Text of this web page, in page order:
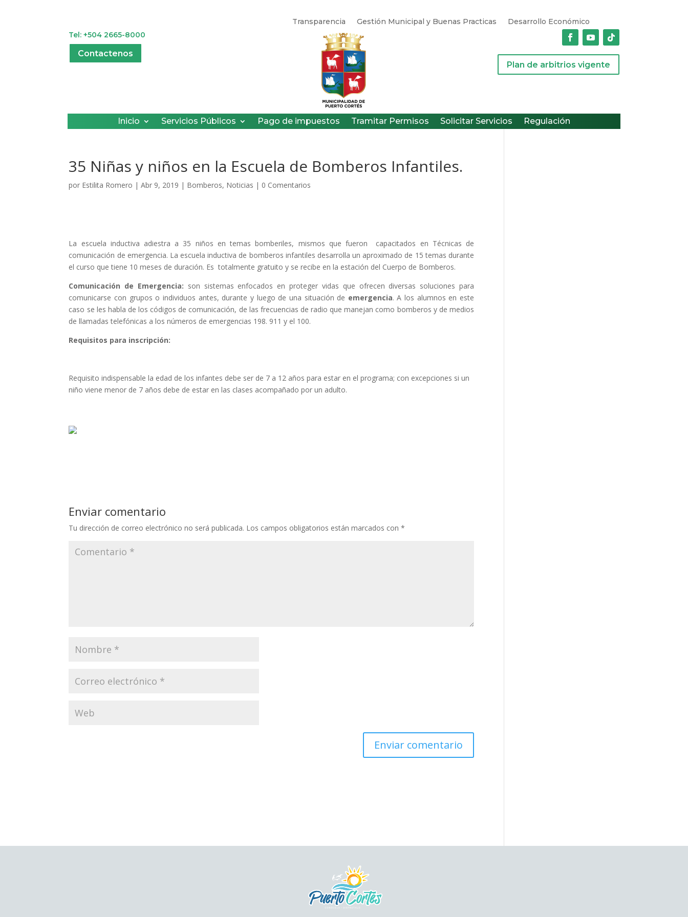
Transparencia Gestión Municipal y Buenas Practicas
Desarrollo Económico
Tel: +504 2665-8000
Contactenos
Plan de arbitrios vigente
Inicio Servicios Públicos Pago de impuestos Tramitar Permisos Solicitar Servicios Regulación
35 Niñas y niños en la Escuela de Bomberos Infantiles.
por Estilita Romero |Abr 9, 2019 | Bomberos, Noticias | 0 Comentarios
La escuela inductiva adiestra a 35 niños en temas bomberiles, mismos que fueron capacitados en Técnicas de
comunicación de emergencia. La escuela inductiva de bomberos infantiles desarrolla un aproximado de 15 temas durante
el curso que tiene 10 meses de duración. Es totalmente gratuito y se recibe en la estación del Cuerpo de Bomberos.
Comunicación de Emergencia: son sistemas enfocados en proteger vidas que ofrecen diversas soluciones para
comunicarse con grupos o individuos antes, durante y luego de una situación de emergencia. A los alumnos en este
caso se les habla de los códigos de comunicación, de las frecuencias de radio que manejan como bomberos y de medios
de llamadas telefónicas a los números de emergencias 198. 911 y el 100.
Requisitos para inscripción:
Requisito indispensable la edad de los infantes debe ser de 7 a 12 años para estar en el programa; con excepciones si un
niño viene menor de 7 años debe de estar en las clases acompañado por un adulto.
Enviar comentario
Tu dirección de correo electrónico no será publicada. Los campos obligatorios están marcados con*